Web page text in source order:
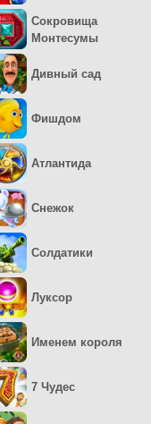
Сокровища
Монтесумы
Дивный сад
Фишдом
Атлантида
Снежок
Солдатики
Луксор
Именем короля
7 Чудес